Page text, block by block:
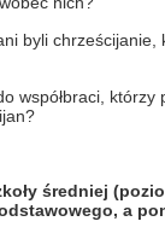
byli chrześcijanie,
współbraci, którzy
średniej
a